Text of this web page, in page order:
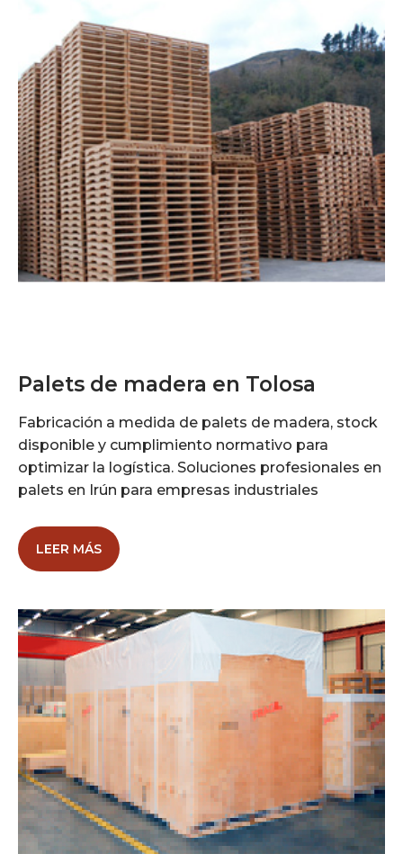
Palets de madera en Tolosa
Fabricación a medida de palets de madera, stock
disponible y cumplimiento normativo para
optimizar la logística. Soluciones profesionales en
palets en Irún para empresas industriales
LEER MÁS